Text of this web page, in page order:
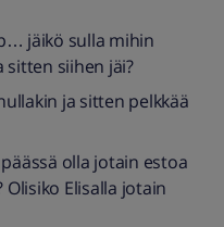
jäikö sulla mihin
sitten siihen jäi?
ja sitten pelkkää
olla jotain estoa
Elisalla jotain